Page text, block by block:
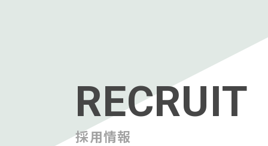
RECRUIT
採用情報